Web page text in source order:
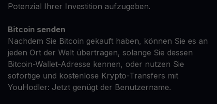
Potenzial Ihrer Investition aufzugeben.
Bitcoin senden
Nachdem Sie Bitcoin gekauft haben, können Sie es an
jeden Ort der Welt übertragen, solange Sie dessen
Bitcoin-Wallet-Adresse kennen, oder nutzen Sie
sofortige und kostenlose Krypto-Transfers mit
YouHodler: Jetzt genügt der Benutzername.